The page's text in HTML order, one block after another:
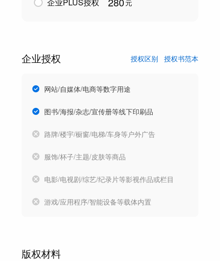
元
企业授权 授权区别 授权书范本
网站/自媒体/电商等数字用途
图书/海报/杂志/宣传册等线下印刷品
路牌/楼宇/橱窗/电梯/车身等户外广告
服饰/杯子/主题/皮肤等商品
电影/电视剧/综艺/纪录片等影视作品或栏目
游戏/应用程序/智能设备等载体内置
版权材料